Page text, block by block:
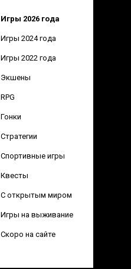
Игры 2026 года
Игры 2024 года
Игры 2022 года
Экшены
RPG
Гонки
Стратегии
Спортивные игры
Квесты
С открытым миром
Игры на выживание
Скоро на сайте